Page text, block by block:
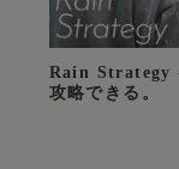
使用時：W960 x
収納時：W45 x
Rain Strategy
攻略できる。